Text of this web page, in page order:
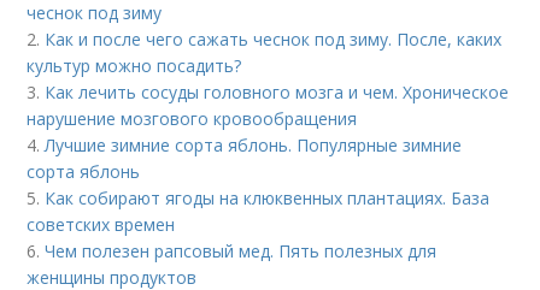
чеснок под зиму
2. Как и после чего сажать чеснок под зиму. После, каких
культур можно посадить?
3. Как лечить сосуды головного мозга и чем. Хроническое
нарушение мозгового кровообращения
4.Лучшие зимние сорта яблонь. Популярные зимние
сорта яблонь
5. Как собирают ягоды на клюквенных плантациях. База
советских времен
6.Чем полезен рапсовый мед. Пять полезных для
женщины продуктов